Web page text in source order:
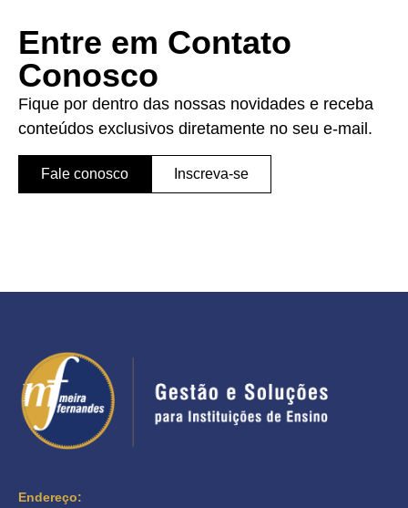
Entre em Contato
Conosco
Fique por dentro das nossas novidades e receba
conteúdos exclusivos diretamente no seu e-mail.
Fale conosco Inscreva-se
Endereço: